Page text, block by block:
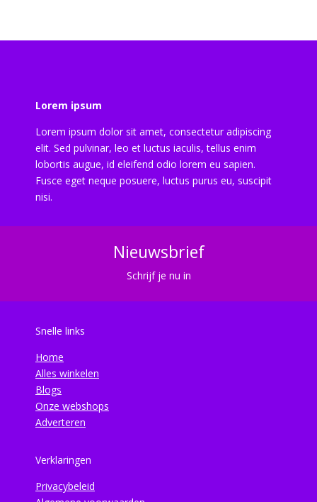
Lorem ipsum
Lorem ipsum dolor sit amet, consectetur adipiscing
elit. Sed pulvinar, leo et luctus iaculis, tellus enim
lobortis augue, id eleifend odio lorem eu sapien.
Fusce eget neque posuere, luctus purus eu, suscipit
nisi.
Nieuwsbrief
Schrijf je nu in
Snelle links
Home
Alles winkelen
Blogs
Onze webshops
Adverteren
Verklaringen
Privacybeleid